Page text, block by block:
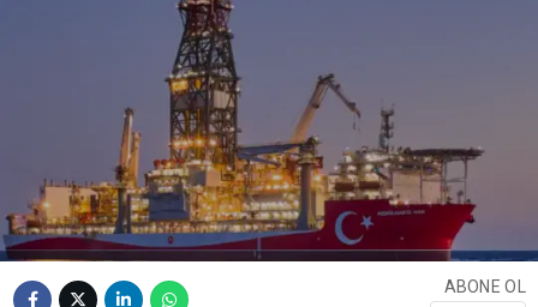
ABONE OL